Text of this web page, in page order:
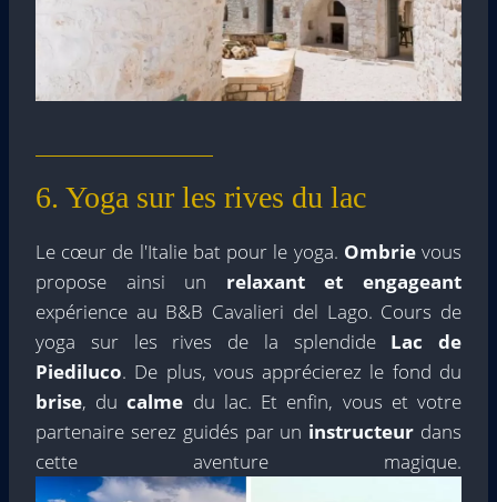
6. Yoga sur les rives du lac
Le cœur de l'Italie bat pour le yoga. Ombrievous
propose ainsi un relaxant et engageant
expérience au B&B Cavalieri del Lago. Cours de
yoga sur les rives de la splendide Lac de
Piediluco. De plus, vous apprécierez le fond du
brise, ducalme du lac. Et enfin, vous et votre
partenaire serez guidés par un instructeur dans
cette aventure magique.